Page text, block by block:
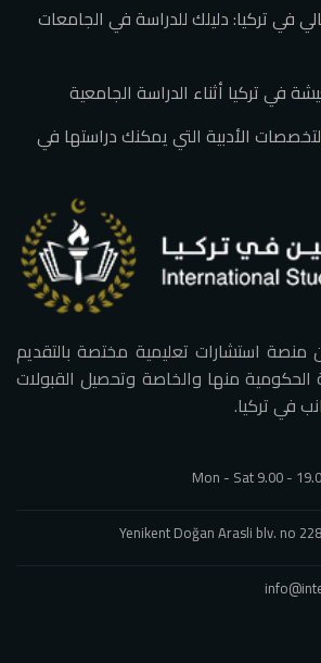
في تركيا: دليلك للدراسة في الجامعات
في تركيا أثناء الدراسة الجامعية
الأدبية التي يمكنك دراستها في
منصة استشارات تعليمية مختصة بالتقديم
الحكومية منها والخاصة وتحصيل القبولات
في تركيا.
Mon - Sat 9.00 -
Yenikent Doğan Arasli blv. no